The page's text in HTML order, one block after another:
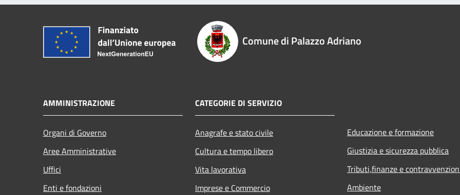
Comune di Palazzo Adriano
AMMINISTRAZIONE
Organi di Governo
Aree Amministrative
Uffici
Enti e fondazioni
CATEGORIE DI SERVIZIO
Anagrafe e stato civile
Cultura e tempo libero
Vita lavorativa
Imprese e Commercio
Educazione e formazione
Giustizia e sicurezza pubblica
Tributi,finanze e
Ambiente